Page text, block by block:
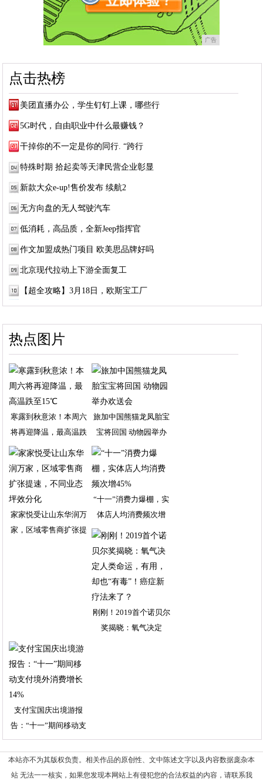
广告
点击热榜
美团直播办公，学生钉钉上课，哪些行
5G时代，自由职业中什么最赚钱？
干掉你的不一定是你的同行. “跨行
特殊时期 拾起卖等天津民营企业彰显
新款大众e-up!售价发布 续航2
无方向盘的无人驾驶汽车
低消耗，高品质，全新Jeep指挥官
作文加盟成热门项目 欧美思品牌好吗
北京现代拉动上下游全面复工
【超全攻略】3月18日，欧斯宝工厂
热点图片
寒露到秋意浓！本周六
将再迎降温，最高温跌
旅加中国熊猫龙凤胎宝
宝将回国 动物园举办
家家悦受让山东华润万
家，区域零售商扩张提
“十一”消费力爆棚，实
体店人均消费频次增
刚刚！2019首个诺贝尔
奖揭晓：氧气决定
支付宝国庆出境游报
告：“十一”期间移动支
本站亦不为其版权负责。相关作品的原创性、文中陈述文字以及内容数据庞杂本
站 无法一一核实，如果您发现本网站上有侵犯您的合法权益的内容，请联系我